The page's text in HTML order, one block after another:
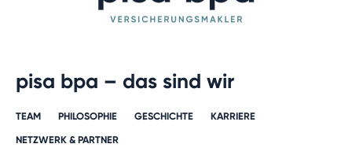
pisa bpa – das sind wir
TEAM PHILOSOPHIE GESCHICHTE​
KARRIERE​
NETZWERK & PARTNER​